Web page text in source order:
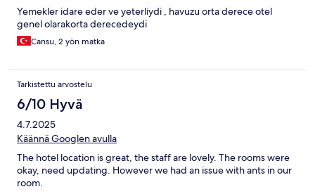
Yemekler idare eder ve yeterliydi , havuzu orta derece otel
genel olarakorta derecedeydi
Cansu, 2 yön matka
Tarkistettu arvostelu
6/10 Hyvä
4.7.2025
Käännä Googlen avulla
The hotel location is great, the staff are lovely. The rooms were
okay, need updating. However we had an issue with ants in our
room.